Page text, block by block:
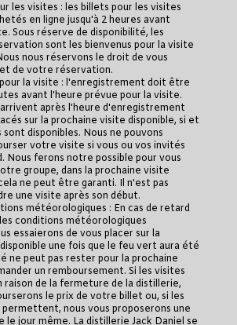
les visites : les billets pour les visites
en ligne jusqu'à 2 heures avant
Sous réserve de disponibilité, les
sont les bienvenus pour la visite
nous réservons le droit de vous
de votre réservation.
la visite : l'enregistrement doit être
avant l'heure prévue pour la visite.
après l'heure d'enregistrement
sur la prochaine visite disponible, si et
sont disponibles. Nous ne pouvons
votre visite si vous ou vos invités
Nous ferons notre possible pour vous
groupe, dans la prochaine visite
ne peut être garanti. Il n'est pas
une visite après son début.
météorologiques : En cas de retard
conditions météorologiques
essaierons de vous placer sur la
une fois que le feu vert aura été
ne peut pas rester pour la prochaine
un remboursement. Si les visites
raison de la fermeture de la distillerie,
le prix de votre billet ou, si les
nous vous proposerons une
le jour même. La distillerie Jack Daniel se